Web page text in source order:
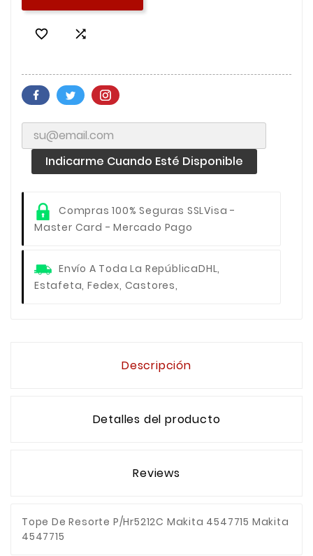
 
Indicarme Cuando Esté Disponible
Compras 100% Seguras SSLVisa -
Master Card - Mercado Pago
Envío A Toda La RepúblicaDHL,
Estafeta, Fedex, Castores,
Descripción
Detalles del producto
Reviews
Tope De Resorte P/Hr5212C Makita 4547715 Makita
4547715